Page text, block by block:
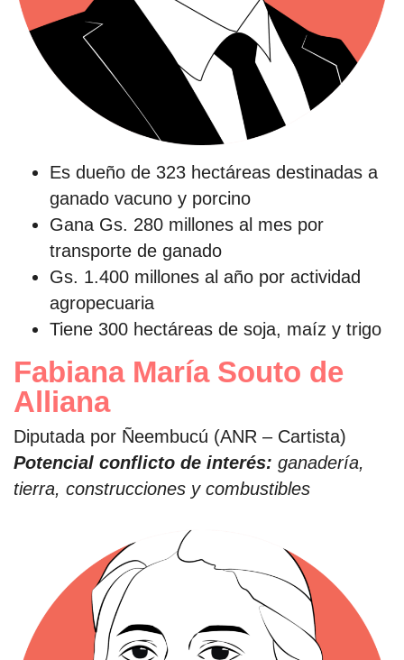
Es dueño de 323 hectáreas destinadas a
ganado vacuno y porcino
Gana Gs. 280 millones al mes por
transporte de ganado
Gs. 1.400 millones al año por actividad
agropecuaria
Tiene 300 hectáreas de soja, maíz y trigo
Fabiana María Souto de
Alliana
Diputada por Ñeembucú (ANR – Cartista)
Potencial conflicto de interés: ganadería,
tierra, construcciones y combustibles